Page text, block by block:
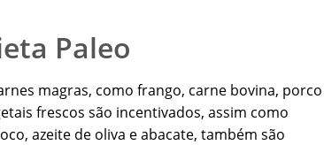
Paleo
magras, como frango, carne bovina, porco
frescos são incentivados, assim como
azeite de oliva e abacate, também são